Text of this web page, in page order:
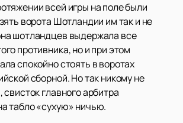
всей игры на поле были
ворота Шотландии им так и не
шотландцев выдержала все
противника, но и при этом
спокойно стоять в воротах
сборной. Но так никому не
свисток главного арбитра
табло «сухую» ничью.